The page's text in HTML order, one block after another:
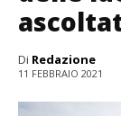
Di Redazione
11 FEBBRAIO 2021